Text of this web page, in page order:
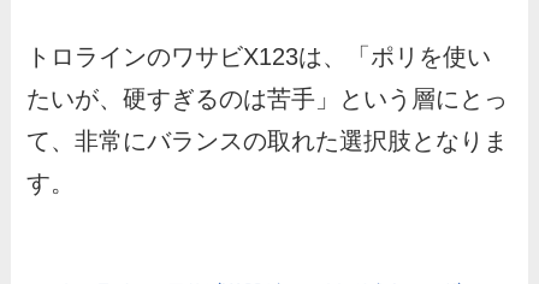
トロラインのワサビX123は、「ポリを使い
たいが、硬すぎるのは苦手」という層にとっ
て、非常にバランスの取れた選択肢となりま
す。